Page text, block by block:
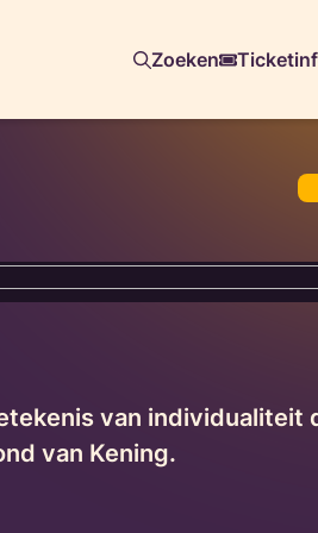
Zoeken
van individualiteit
van Kening.